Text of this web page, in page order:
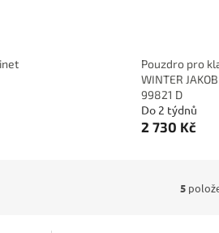
Pouzdro pro
WINTER
99821 D
Do 2 týdnů
2 730 Kč
5